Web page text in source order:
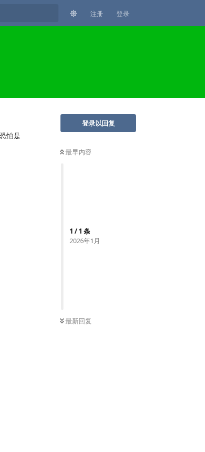
注册 登录
登录以回复
最早内容
1 /1 条
2026年1月
最新回复
怕是